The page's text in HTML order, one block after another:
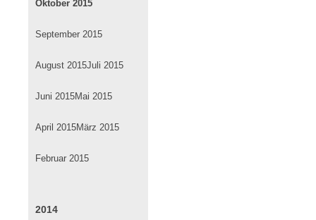
Oktober 2015
September 2015
August 2015Juli 2015
Juni 2015Mai 2015
April 2015März 2015
Februar 2015
2014